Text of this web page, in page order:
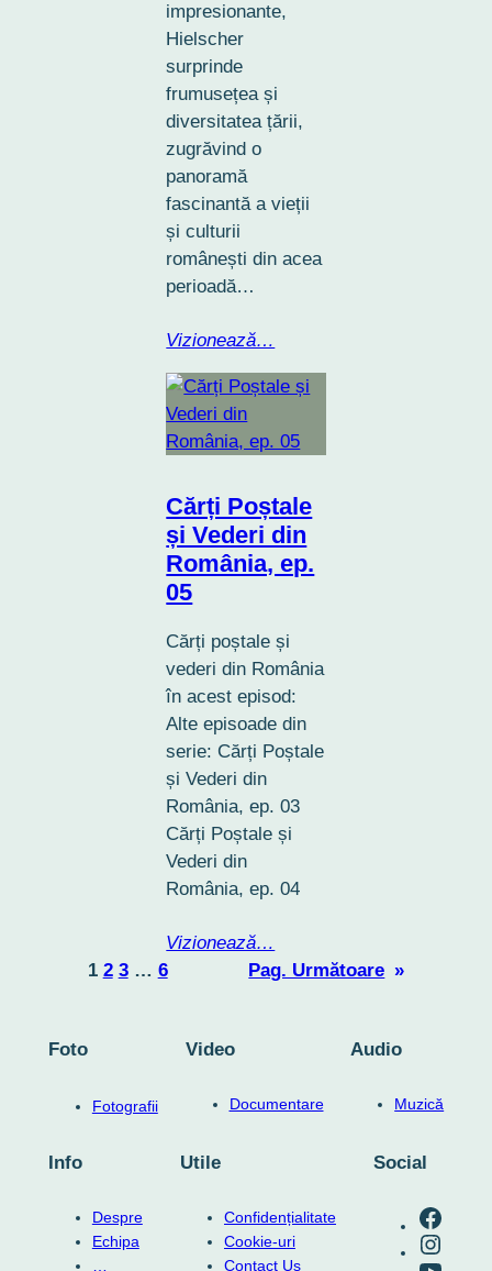
impresionante,
Hielscher
surprinde
frumusețea și
diversitatea țării,
zugrăvind o
panoramă
fascinantă a vieții
și culturii
românești din acea
perioadă…
Vizionează…
Cărți Poștale
și Vederi din
România, ep.
05
Cărți poștale și
vederi din România
în acest episod:
Alte episoade din
serie: Cărți Poștale
și Vederi din
România, ep. 03
Cărți Poștale și
Vederi din
România, ep. 04
Vizionează…
1 2 3 … 6 Pag. Următoare »
Foto
Fotografii
Video
Documentare
Audio
Muzică
Info
Despre
Echipa
Utile
Confidențialitate
Cookie-uri
Contact Us
Social
RO-mondo's Facebook page
RO-mondo's Instagram profile